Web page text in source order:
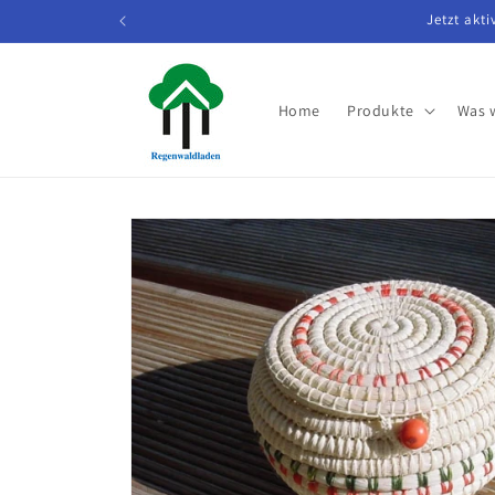
Inhalt
Jetzt
Home Produkte Was
Zu
Produktinformationen
springen